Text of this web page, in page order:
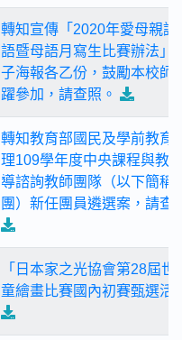
轉知宣傳「2020年愛母親講
語暨母語月寫生比賽辦法」
子海報各乙份，鼓勵本校師
躍參加，請查照。
轉知教育部國民及學前教育
理109學年度中央課程與教
導諮詢教師團隊（以下簡稱
團）新任團員遴選案，請查
「日本家之光協會第28屆世
童繪畫比賽國內初賽甄選活